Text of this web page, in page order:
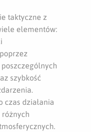
taktyczne z
elementów:
szybkość
czas działania